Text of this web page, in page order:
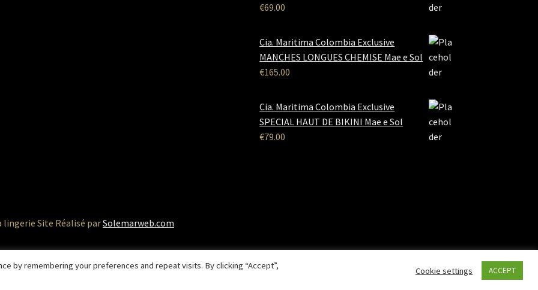
€69.00
Cia. Maritima Colombia Exclusive
MANCHES LONGUES CHEMISE Mae e Sol
€165.00
Cia. Maritima Colombia Exclusive
SPECIAL HAUT DE BIKINI Mae e Sol
€79.00
lingerie Site Réalisé parSolemarweb.com
by remembering your preferences and repeat visits. By clicking “Accept”,
Cookie settings ACCEPT